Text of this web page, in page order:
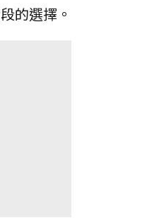
的選擇。